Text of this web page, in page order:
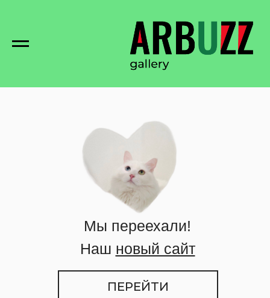
Мы переехали!
Наш новый сайт
ПЕРЕЙТИ